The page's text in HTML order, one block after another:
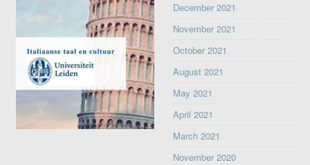
December 2021
November 2021
October 2021
August 2021
May 2021
April 2021
March 2021
November 2020